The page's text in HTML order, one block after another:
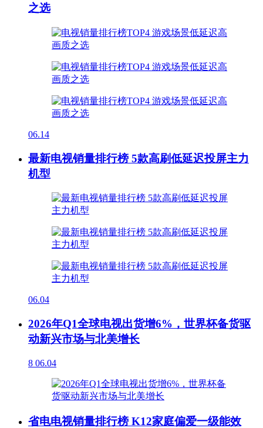
之选
06.14
最新电视销量排行榜 5款高刷低延迟投屏主力
机型
06.04
2026年Q1全球电视出货增6%，世界杯备货驱
动新兴市场与北美增长
8 06.04
省电电视销量排行榜 K12家庭偏爱一级能效